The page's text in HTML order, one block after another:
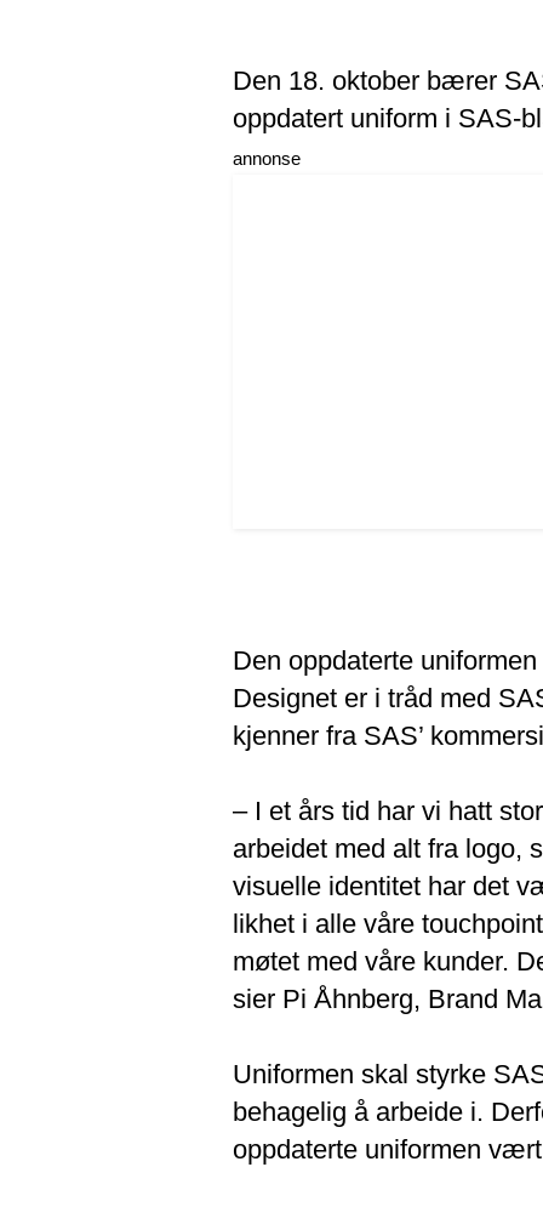
Den 18. oktober bærer
oppdatert uniform i SAS-
annonse
Den oppdaterte
Designet er i tråd med
kjenner fra SAS’
– I et års tid har vi hatt
arbeidet med alt fra logo,
visuelle identitet har det
likhet i alle våre
møtet med våre kunder.
sier Pi Åhnberg, Brand
Uniformen skal styrke
behagelig å arbeide i.
oppdaterte uniformen